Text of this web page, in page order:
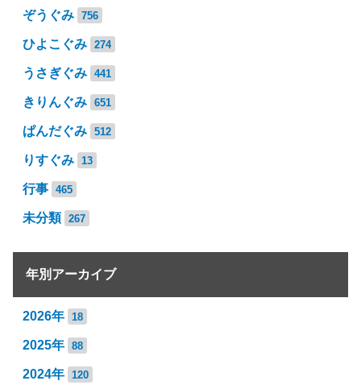
ぞうぐみ 756
ひよこぐみ 274
うさぎぐみ 441
きりんぐみ 651
ぱんだぐみ 512
りすぐみ 13
行事 465
未分類 267
年別アーカイブ
2026年 18
2025年 88
2024年 120